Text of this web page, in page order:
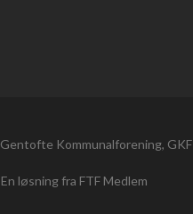
Gentofte Kommunalforening, GKF
En løsning fra FTF Medlem